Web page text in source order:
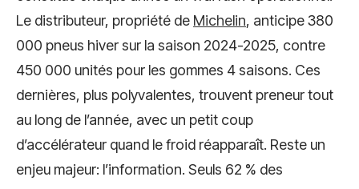
Le distributeur, propriété de Michelin, anticipe 380
000 pneus hiver sur la saison 2024-2025, contre
450 000 unités pour les gommes 4 saisons. Ces
dernières, plus polyvalentes, trouvent preneur tout
au long de l’année, avec un petit coup
d’accélérateur quand le froid réapparaît. Reste un
enjeu majeur: l’information. Seuls 62 % des